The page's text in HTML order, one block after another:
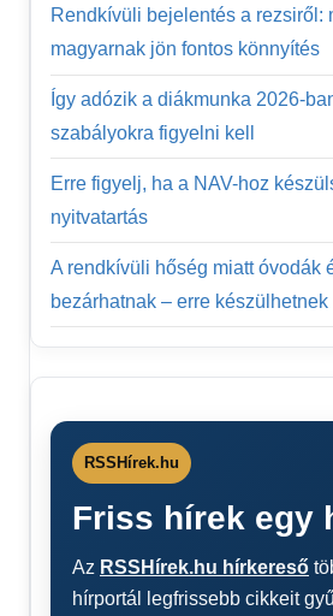
Rendkívüli bejelentés a rezsiről:
magyarnak jön fontos könnyítés
Így adózik a diákmunka 2026-
szabályokra figyelni kell
Erre figyelj, ha a NAV-hoz
nyitvatartás
A rendkívüli hőség miatt óvodák
bezárhatnak – erre
RSSHírek.hu
Friss hírek egy
Az RSSHírek.hu hírkereső
hírportál legfrissebb cikkeit